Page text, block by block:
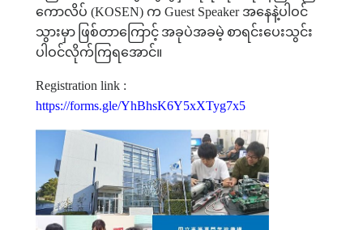
ကောလိပ် (KOSEN) က Guest Speaker အနေနဲ့ပါဝင်
သွားမှာ ဖြစ်တာကြောင့် အခုပဲအခမဲ့ စာရင်းပေးသွင်း
ပါဝင်လိုက်ကြရအောင်။
Registration link :
https://forms.gle/YhBhsK6Y5xXTyg7x5